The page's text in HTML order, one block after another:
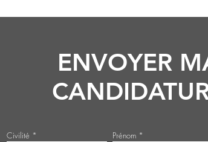
ENVOYER
Civilité Prénom